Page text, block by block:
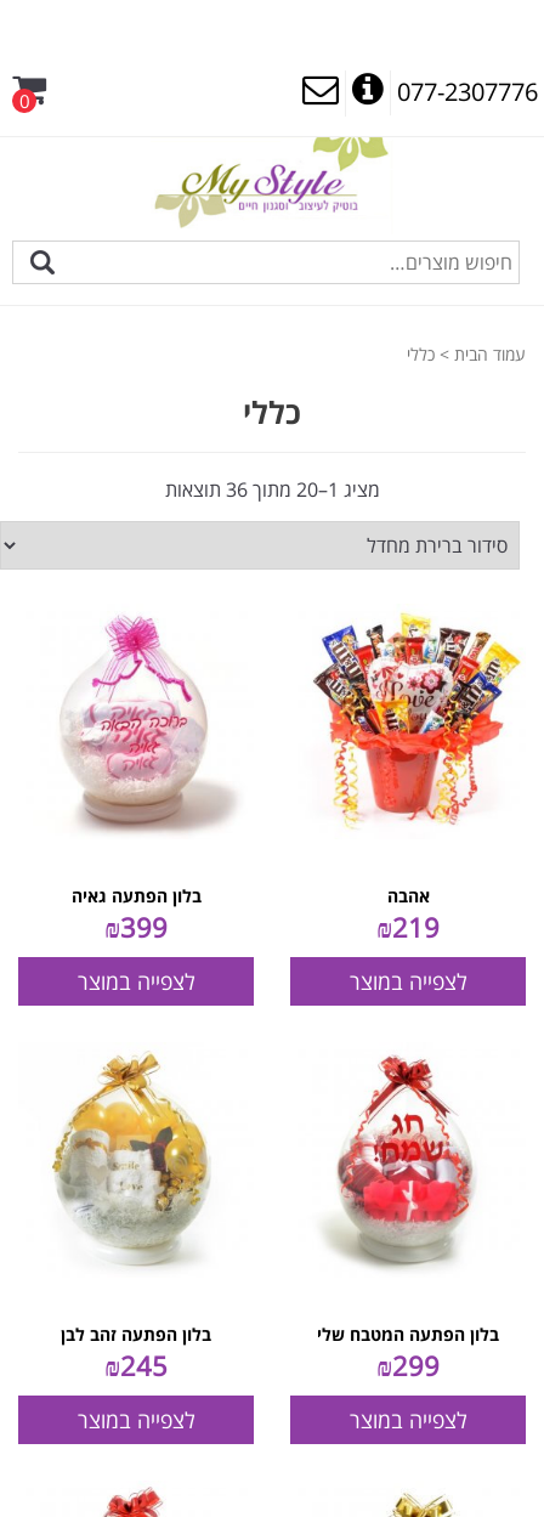
077-2307776
0
עמוד הבית > כללי
כללי
מציג 1–20 מתוך 36 תוצאות
אהבה
₪219
לצפייה במוצר
בלון הפתעה גאיה
₪399
לצפייה במוצר
בלון הפתעה המטבח שלי
₪299
לצפייה במוצר
בלון הפתעה זהב לבן
₪245
לצפייה במוצר